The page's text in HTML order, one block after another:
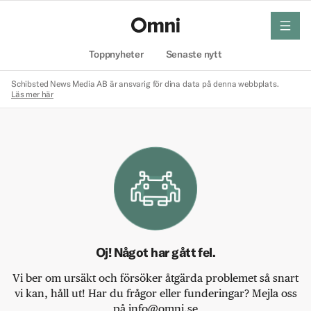
Toppnyheter Senaste nytt
meny
Schibsted News Media AB är ansvarig för dina data på denna webbplats.
Läs mer här
Oj! Något har gått fel.
Vi ber om ursäkt och försöker åtgärda problemet så snart
vi kan, håll ut! Har du frågor eller funderingar? Mejla oss